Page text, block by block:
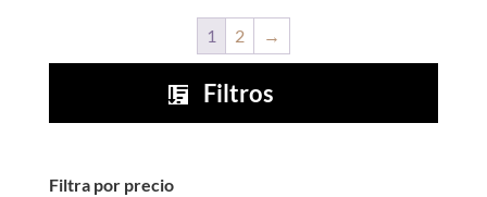
 Filtros
Filtra por precio
S/35.00.
es:
S/30.00.
S/35.00.S/30.00.
1 2 →